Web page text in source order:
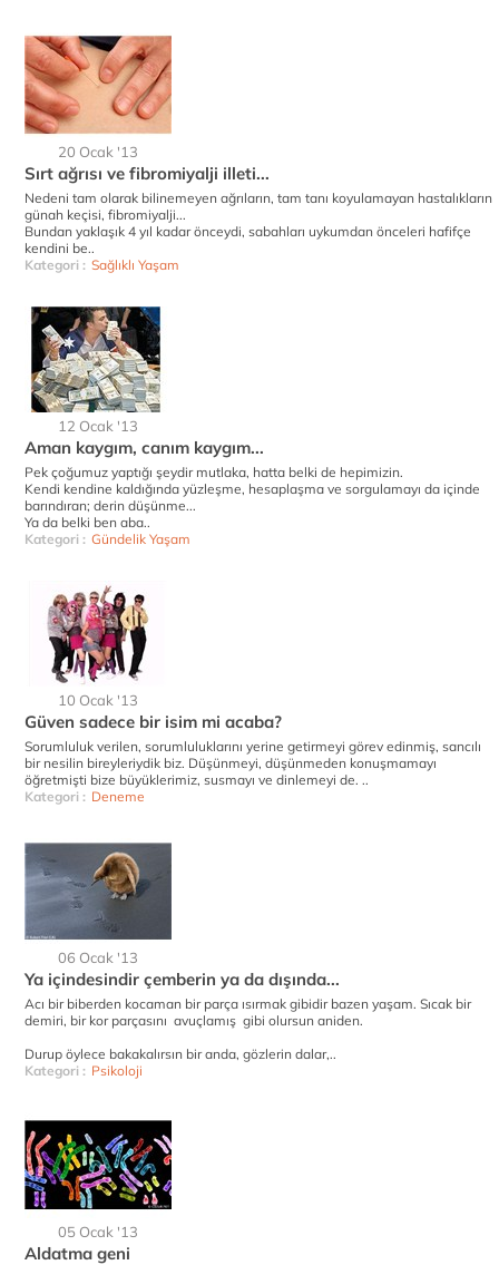
20 Ocak '13
Sırt ağrısı ve fibromiyalji illeti...
Nedeni tam olarak bilinemeyen ağrıların, tam tanı koyulamayan hastalıkların
günah keçisi, fibromiyalji...
Bundan yaklaşık 4 yıl kadar önceydi, sabahları uykumdan önceleri hafifçe
kendini be..
Kategori : Sağlıklı Yaşam
12 Ocak '13
Aman kaygım, canım kaygım...
Pek çoğumuz yaptığı şeydir mutlaka, hatta belki de hepimizin.
Kendi kendine kaldığında yüzleşme, hesaplaşma ve sorgulamayı da içinde
barındıran; derin düşünme...
Ya da belki ben aba..
Kategori : Gündelik Yaşam
10 Ocak '13
Güven sadece bir isim mi acaba?
Sorumluluk verilen, sorumluluklarını yerine getirmeyi görev edinmiş, sancılı
bir nesilin bireyleriydik biz. Düşünmeyi, düşünmeden konuşmamayı
öğretmişti bize büyüklerimiz, susmayı ve dinlemeyi de. ..
Kategori : Deneme
06 Ocak '13
Ya içindesindir çemberin ya da dışında...
Acı bir biberden kocaman bir parça ısırmak gibidir bazen yaşam. Sıcak bir
demiri, bir kor parçasını avuçlamış gibi olursun aniden.
Durup öylece bakakalırsın bir anda, gözlerin dalar,..
Kategori : Psikoloji
05 Ocak '13
Aldatma geni